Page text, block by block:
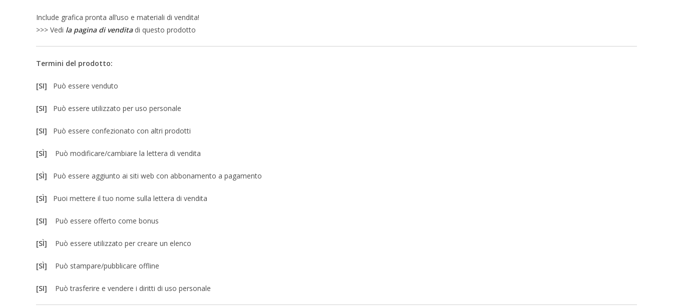
Include grafica pronta all’uso e materiali di vendita!
>>> Vedi la pagina di venditadi questo prodotto
Termini del prodotto:
[SI] Può essere venduto
[SI] Può essere utilizzato per uso personale
[SI] Può essere confezionato con altri prodotti
[SÌ] Può modificare/cambiare la lettera di vendita
[SÌ] Può essere aggiunto ai siti web con abbonamento a pagamento
[SÌ] Puoi mettere il tuo nome sulla lettera di vendita
[SI] Può essere offerto come bonus
[SÌ] Può essere utilizzato per creare un elenco
[SÌ] Può stampare/pubblicare offline
[SI] Può trasferire e vendere i diritti di uso personale